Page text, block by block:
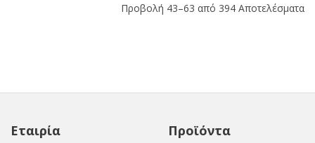
Προβολή 43–63 από 394 Αποτελέσματα
Εταιρία Προϊόντα